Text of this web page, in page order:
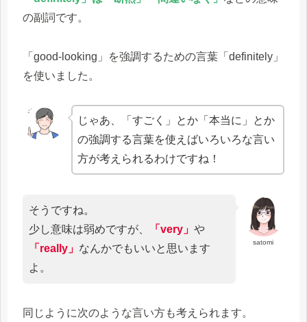
の副詞です。
「good-looking」を強調するための言葉「definitely」
を使いました。
じゃあ、「すごく」とか「本当に」とか
の強調する言葉を使えばいろいろな言い
方が考えられるわけですね！
satomi
そうですね。
少し意味は弱めですが、
「very」 や
「really」 なんかでもいいと思います
よ。
同じように次のような言い方も考えられます。